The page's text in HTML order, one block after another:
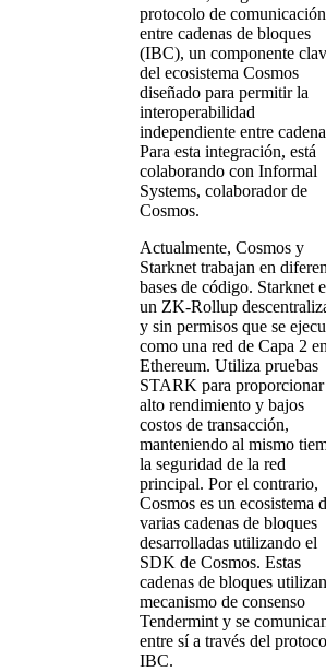
protocolo de comunicación
entre cadenas de bloques
(IBC), un componente
del ecosistema Cosmos
diseñado para permitir la
interoperabilidad
independiente entre
Para esta integración, está
colaborando con Informal
Systems, colaborador de
Cosmos.
Actualmente, Cosmos y
Starknet trabajan en
bases de código. Starknet
un ZK-Rollup
y sin permisos que se
como una red de Capa 2
Ethereum. Utiliza pruebas
STARK para
alto rendimiento y bajos
costos de transacción,
manteniendo al mismo
la seguridad de la red
principal. Por el contrario,
Cosmos es un ecosistema
varias cadenas de bloques
desarrolladas utilizando el
SDK de Cosmos. Estas
cadenas de bloques
mecanismo de consenso
Tendermint y se
entre sí a través del
IBC.